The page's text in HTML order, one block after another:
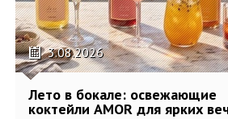
3.08.2026
Лето в бокале: освежающие
коктейли AMOR для ярких